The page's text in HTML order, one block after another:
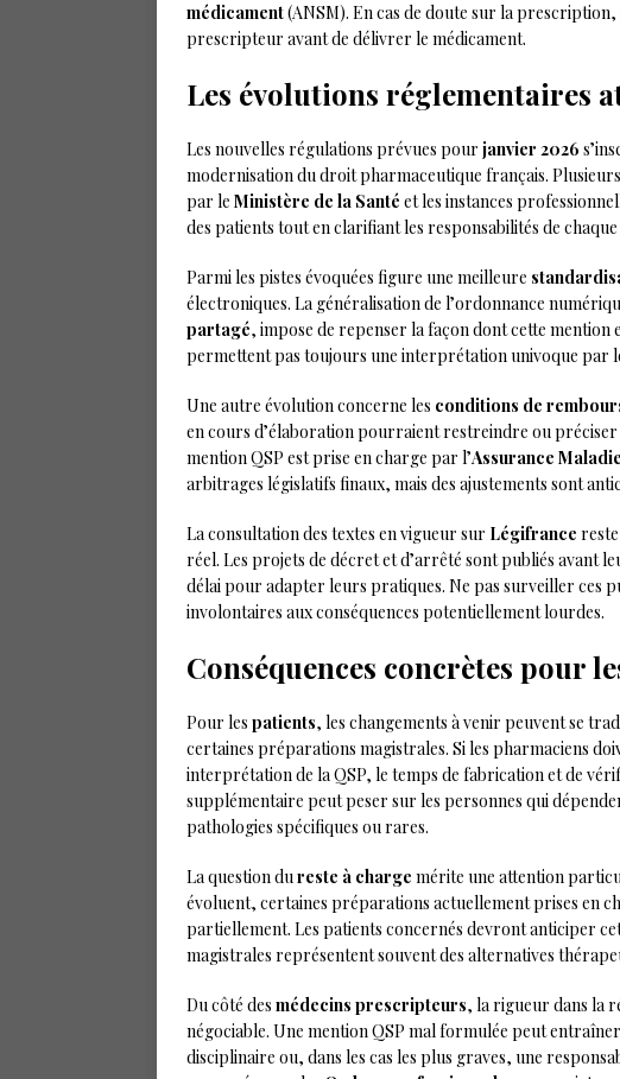
médicament(ANSM). En cas de doute sur la
prescripteur avant de délivrer le médicament.
Les évolutions réglementaires
Les nouvelles régulations prévues pour janvier 2026
modernisation du droit pharmaceutique français.
par le Ministère de la Santé et les instances
des patients tout en clarifiant les responsabilités de
Parmi les pistes évoquées figure une meilleure
électroniques. La généralisation de l’ordonnance
partagé, impose de repenser la façon dont cette mention
permettent pas toujours une interprétation univoque par
Une autre évolution concerne les conditions de
en cours d’élaboration pourraient restreindre ou
mention QSP est prise en charge par l’Assurance Maladie
arbitrages législatifs finaux, mais des ajustements sont
La consultation des textes en vigueur sur Légifrance
réel. Les projets de décret et d’arrêté sont publiés avant
délai pour adapter leurs pratiques. Ne pas surveiller ces
involontaires aux conséquences potentiellement lourdes.
Conséquences concrètes pour
Pour les patients, les changements à venir peuvent se
certaines préparations magistrales. Si les pharmaciens
interprétation de la QSP, le temps de fabrication et de
supplémentaire peut peser sur les personnes qui
pathologies spécifiques ou rares.
La question dureste à charge mérite une attention
évoluent, certaines préparations actuellement prises en
partiellement. Les patients concernés devront anticiper
magistrales représentent souvent des alternatives
Du côté des médecins prescripteurs, la rigueur dans la
négociable. Une mention QSP mal formulée peut
disciplinaire ou, dans les cas les plus graves, une